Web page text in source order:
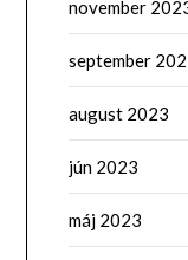
november
september
august 2023
jún 2023
máj 2023